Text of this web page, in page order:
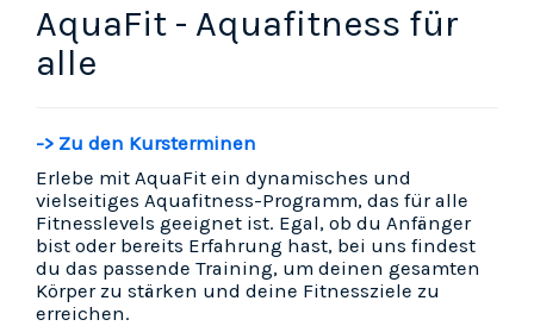
AquaFit - Aquafitness für
alle
-> Zu den Kursterminen
Erlebe mit AquaFit ein dynamisches und
vielseitiges Aquafitness-Programm, das für alle
Fitnesslevels geeignet ist. Egal, ob du Anfänger
bist oder bereits Erfahrung hast, bei uns findest
du das passende Training, um deinen gesamten
Körper zu stärken und deine Fitnessziele zu
erreichen.